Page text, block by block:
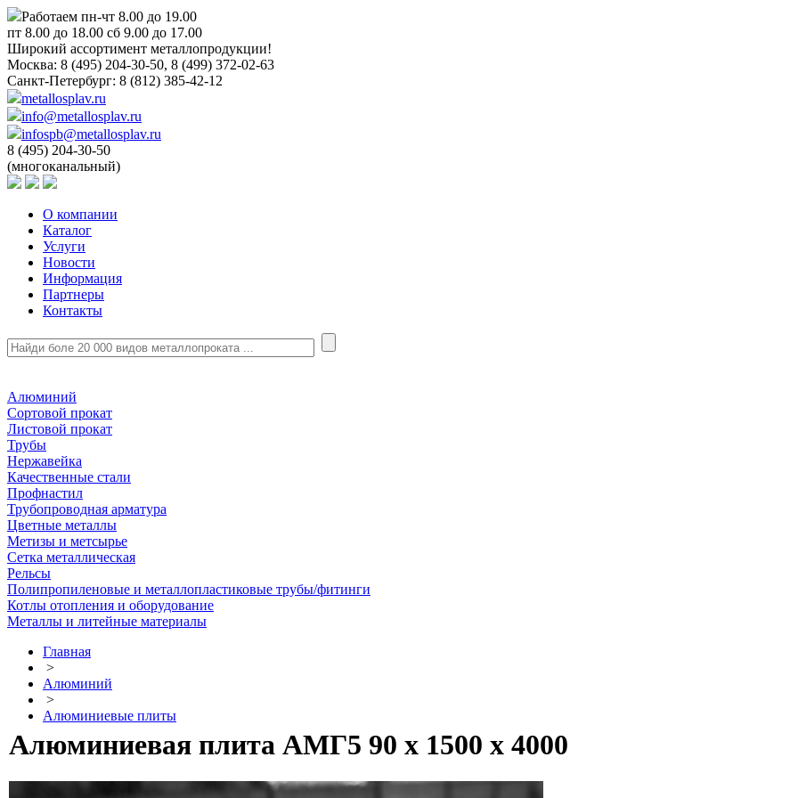
Работаем пн-чт 8.00 до 19.00
пт 8.00 до 18.00 сб 9.00 до 17.00
Широкий ассортимент металлопродукции!
Москва: 8 (495) 204-30-50, 8 (499) 372-02-63
Санкт-Петербург: 8 (812) 385-42-12
metallosplav.ru
info@metallosplav.ru
infospb@metallosplav.ru
8 (495) 204-30-50
(многоканальный)
О компании
Каталог
Услуги
Новости
Информация
Партнеры
Контакты
Алюминий
Сортовой прокат
Листовой прокат
Трубы
Нержавейка
Качественные стали
Профнастил
Трубопроводная арматура
Цветные металлы
Метизы и метсырье
Сетка металлическая
Рельсы
Полипропиленовые и металлопластиковые трубы/фитинги
Котлы отопления и оборудование
Металлы и литейные материалы
Главная
>
Алюминий
>
Алюминиевые плиты
Алюминиевая плита АМГ5 90 х 1500 х 4000